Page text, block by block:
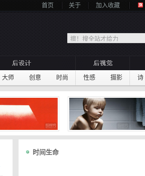
首页 关于 加入收藏
大师 创意 时尚 性感 摄影 诗
时间生命